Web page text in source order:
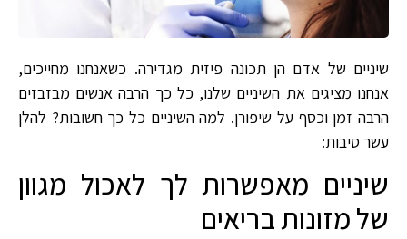
שיניים של אדם הן תכונה פיזית מגדירה. כשאנחנו מחייכים,
אנחנו מציגים את השיניים שלנו, כל כך הרבה אנשים מבזבזים
הרבה זמן וכסף על שיפורן. למה השיניים כל כך חשובות? להלן
עשר סיבות:
שיניים מאפשרות לך לאכול מגוון
של מזונות בריאים